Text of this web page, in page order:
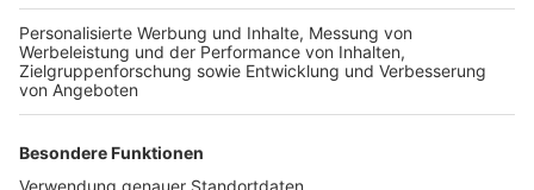
der Kirche St. Andreas in Keldenich und um 12:00 Uhr
am Mahnmal im Rheinpark.
Auch in Bergheim gibt es ein zentrale Gedenkfeier für
Sonntag um 12:00 Uhr am Mahnmal in Kenten.